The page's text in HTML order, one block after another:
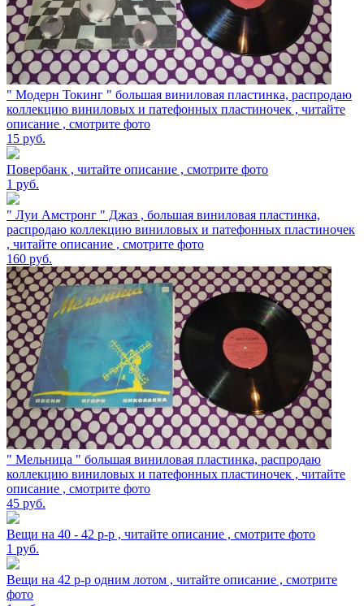
" Модерн Токинг " большая виниловая пластинка, распродаю
коллекцию виниловых и патефонных пластиночек , читайте
описание , смотрите фото
15 руб.
Повербанк , читайте описание , смотрите фото
1 руб.
" Луи Амстронг " Джаз , большая виниловая пластинка,
распродаю коллекцию виниловых и патефонных пластиночек
, читайте описание , смотрите фото
160 руб.
" Мельница " большая виниловая пластинка, распродаю
коллекцию виниловых и патефонных пластиночек , читайте
описание , смотрите фото
45 руб.
Вещи на 40 - 42 р-р , читайте описание , смотрите фото
1 руб.
Вещи на 42 р-р одним лотом , читайте описание , смотрите
фото